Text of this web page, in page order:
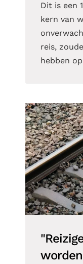
Dit is een
kern van
reis,
hebben